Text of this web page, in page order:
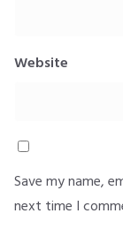
Website
Save my name,
next time I